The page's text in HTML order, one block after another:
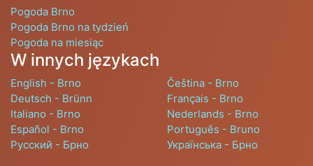
Pogoda Brno
Pogoda Brno na tydzień
Pogoda na miesiąc
W innych językach
English - Brno
Čeština - Brno
Deutsch - Brünn
Français - Brno
Italiano - Brno
Nederlands - Brno
Español - Brno
Português - Bruno
Русский - Брно
Українська - Брно